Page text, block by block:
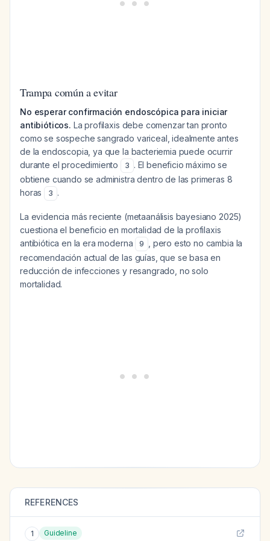
Trampa común a evitar
No esperar confirmación endoscópica para iniciar
antibióticos. La profilaxis debe comenzar tan pronto
como se sospeche sangrado variceal, idealmente antes
de la endoscopia, ya que la bacteriemia puede ocurrir
durante el procedimiento
3 . El beneficio máximo se
obtiene cuando se administra dentro de las primeras 8
horas
3 .
La evidencia más reciente (metaanálisis bayesiano 2025)
cuestiona el beneficio en mortalidad de la profilaxis
antibiótica en la era moderna
9
, pero esto no cambia la
recomendación actual de las guías, que se basa en
reducción de infecciones y resangrado, no solo
mortalidad.
REFERENCES
1 Guideline